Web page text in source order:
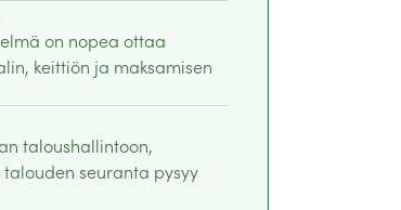
on nopea ottaa
keittiön ja maksamisen
taloushallintoon,
seuranta pysyy